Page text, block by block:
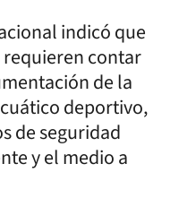
indicó que
contar
de la
deportivo,
de seguridad
y el medio a